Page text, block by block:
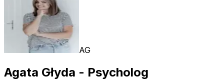
AG
Agata Głyda - Psycholog